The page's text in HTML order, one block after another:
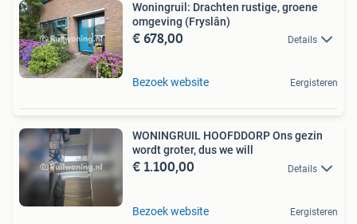
Woningruil: Drachten rustige, groene
omgeving (Fryslân)
€ 678,00 Details
Bezoek website Eergisteren
WONINGRUIL HOOFDDORP Ons gezin
wordt groter, dus we will
€ 1.100,00 Details
Bezoek website Eergisteren